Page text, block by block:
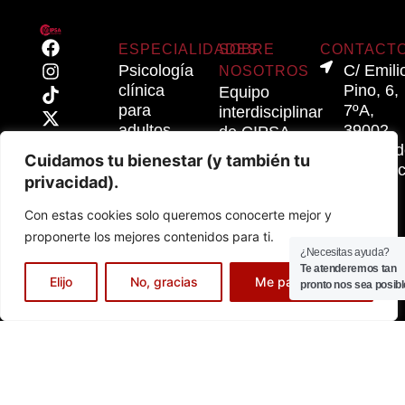
Cuidamos tu bienestar (y también tu
privacidad).
Con estas cookies solo queremos conocerte mejor y
proponerte los mejores contenidos para ti.
Elijo No, gracias Me parece bien
2025
CIPSA
SALUD
WEB
POR
ESPECIALIDADES
Psicología
clínica
para
adultos
Psicóloga
Sexología
de
parejas
SOBRE
NOSOTROS
Equipo
interdisciplinar
de CIPSA
Contacta
LEGALES
Privacidad
C/
Pino, 6,
7ºA,
39002,
21
942
21
EN
¿Necesitas ayuda?
Te atenderemos tan
pronto nos sea